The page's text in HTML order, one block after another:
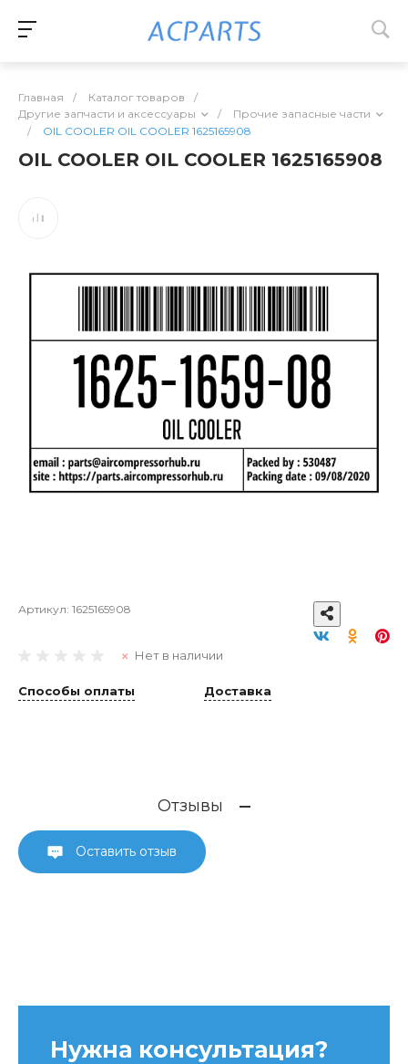
Главная / Каталог товаров
/
Другие запчасти и аксессуары
/
Прочие запасные части
/
OIL COOLER OIL COOLER 1625165908
OIL COOLER OIL COOLER 1625165908
Артикул: 1625165908
Нет в наличии
Способы оплаты Доставка
Отзывы
Оставить отзыв
Нужна консультация?